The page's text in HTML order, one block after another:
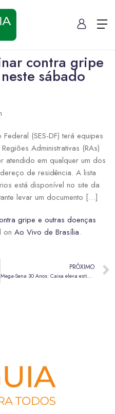
contra gripe
sábado
(SES-DF) terá equipes
Administrativas (RAs)
atendido em qualquer um dos
de residência. A lista
está disponível no site da
levar um documento […]
gripe e outras doenças
on Ao Vivo de Brasília.
PRÓXIMO
Mega-Sena 30 Anos: Caixa eleva estimativa de prêmio para R$ 320 milhões